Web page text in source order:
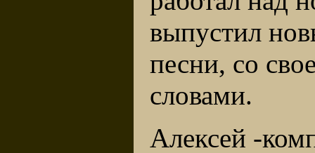
выпустил
песни, со
словами.
Алексей -